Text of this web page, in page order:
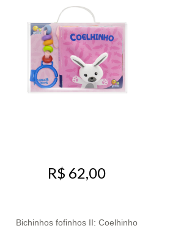
R$ 62,00
Bichinhos fofinhos II: Coelhinho